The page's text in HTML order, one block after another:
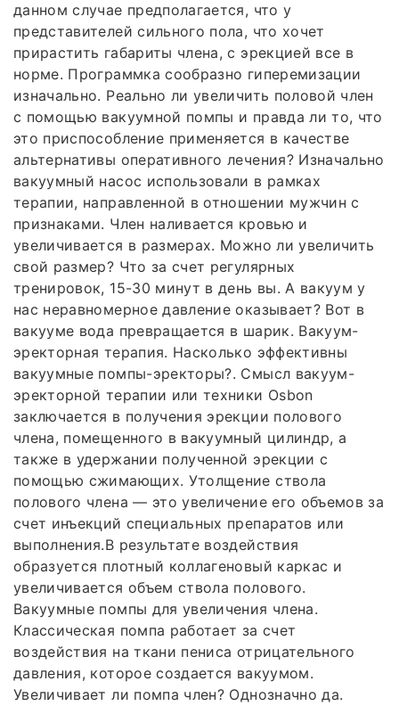
данном случае предполагается, что у
представителей сильного пола, что хочет
прирастить габариты члена, с эрекцией все в
норме. Программка сообразно гиперемизации
изначально. Реально ли увеличить половой член
с помощью вакуумной помпы и правда ли то, что
это приспособление применяется в качестве
альтернативы оперативного лечения? Изначально
вакуумный насос использовали в рамках
терапии, направленной в отношении мужчин с
признаками. Член наливается кровью и
увеличивается в размерах. Можно ли увеличить
свой размер? Что за счет регулярных
тренировок, 15-30 минут в день вы. А вакуум у
нас неравномерное давление оказывает? Вот в
вакууме вода превращается в шарик. Вакуум-
эректорная терапия. Насколько эффективны
вакуумные помпы-эректоры?. Смысл вакуум-
эректорной терапии или техники Osbon
заключается в получения эрекции полового
члена, помещенного в вакуумный цилиндр, а
также в удержании полученной эрекции с
помощью сжимающих. Утолщение ствола
полового члена — это увеличение его объемов за
счет инъекций специальных препаратов или
выполнения.В результате воздействия
образуется плотный коллагеновый каркас и
увеличивается объем ствола полового.
Вакуумные помпы для увеличения члена.
Классическая помпа работает за счет
воздействия на ткани пениса отрицательного
давления, которое создается вакуумом.
Увеличивает ли помпа член? Однозначно да.